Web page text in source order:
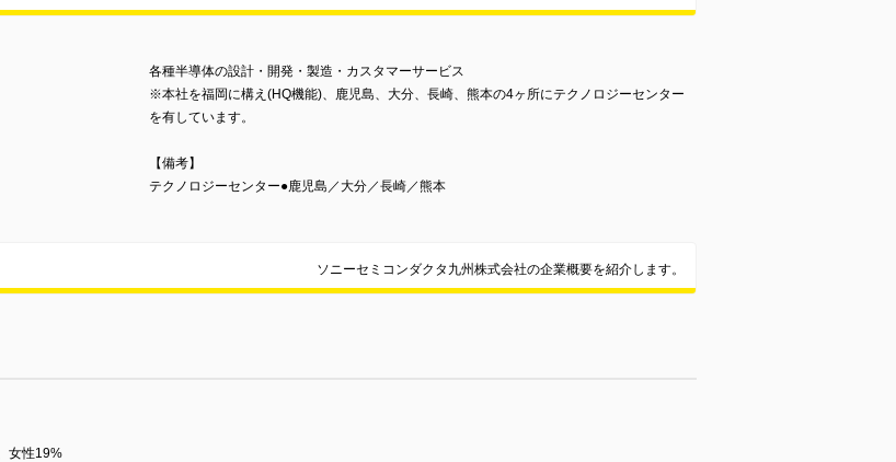
各種半導体の設計・開発・製造・カスタマーサービス
※本社を福岡に構え(HQ機能)、鹿児島、大分、長崎、熊本の4ヶ所にテクノロジーセンター
を有しています。
【備考】
テクノロジーセンター●鹿児島／大分／長崎／熊本
ソニーセミコンダクタ九州株式会社の企業概要を紹介します。
女性19%